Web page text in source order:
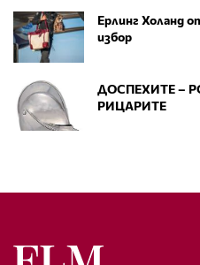
Ерлинг Холанд
избор
ДОСПЕХИТЕ –
РИЦАРИТЕ